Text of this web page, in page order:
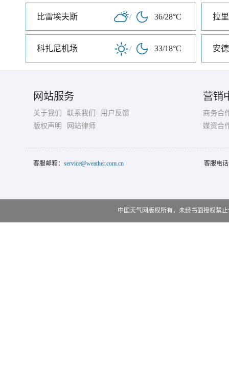
比雷埃夫斯 / 36/28°C 拉
科扎尼机场 / 33/18°C 安
网站服务
关于我们 联系我们
用户反馈
版权声明
网站律师
营销
商务合
媒资合
客服邮箱： service@weather.com.cn 客服电
中国天气网版权所有，未经书面授权